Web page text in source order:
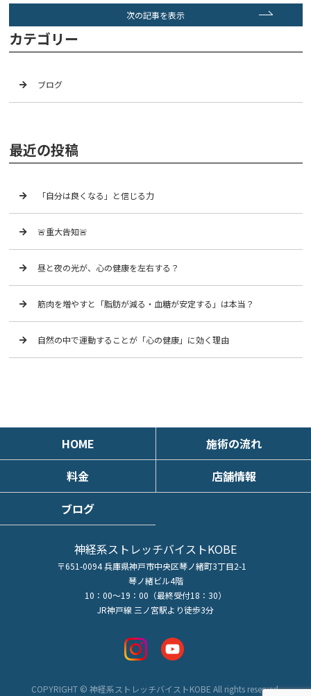
次の記事を表示
カテゴリー
ブログ
最近の投稿
「自分は良くなる」と信じる力
🚨重大告知🚨
昼と夜の光が、心の健康を左右する？
筋肉を増やすと「脂肪が減る・血糖が安定する」は本当？
自然の中で運動することが「心の健康」に効く理由
HOME
施術の流れ
料金
店舗情報
ブログ
神経系ストレッチバイストKOBE
〒651-0094 兵庫県神戸市中央区琴ノ緒町3丁目2-1
琴ノ緒ビル4階
10：00～19：00（最終受付18：30）
JR神戸線 三ノ宮駅より徒歩3分
COPYRIGHT © 神経系ストレッチバイストKOBE All rights reserved.